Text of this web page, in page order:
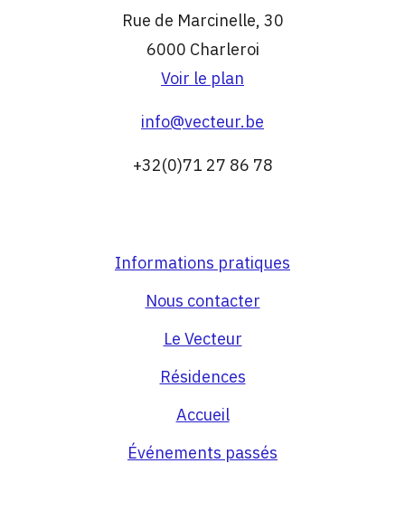
Rue de Marcinelle, 30
6000 Charleroi
Voir le plan
info@vecteur.be
+32(0)71 27 86 78
Informations pratiques
Nous contacter
Le Vecteur
Résidences
Accueil
Événements passés